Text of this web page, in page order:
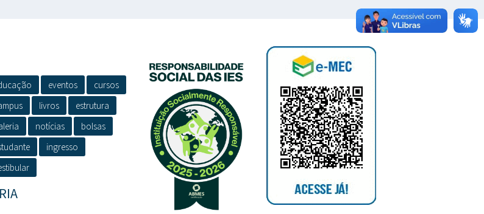
eventos
cursos
livros
estrutura
notícias
bolsas
ingresso